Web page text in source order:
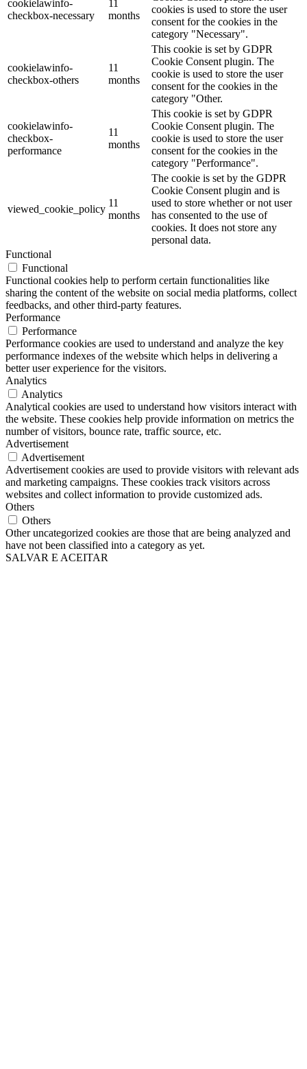
cookielawinfo-
checkbox-necessary
11
months
cookies is used to store the user
consent for the cookies in the
category "Necessary".
cookielawinfo-
checkbox-others
11
months
This cookie is set by GDPR
Cookie Consent plugin. The
cookie is used to store the user
consent for the cookies in the
category "Other.
cookielawinfo-
checkbox-
performance
11
months
This cookie is set by GDPR
Cookie Consent plugin. The
cookie is used to store the user
consent for the cookies in the
category "Performance".
viewed_cookie_policy
11
months
The cookie is set by the GDPR
Cookie Consent plugin and is
used to store whether or not user
has consented to the use of
cookies. It does not store any
personal data.
Functional
Functional
Functional cookies help to perform certain functionalities like
sharing the content of the website on social media platforms, collect
feedbacks, and other third-party features.
Performance
Performance
Performance cookies are used to understand and analyze the key
performance indexes of the website which helps in delivering a
better user experience for the visitors.
Analytics
Analytics
Analytical cookies are used to understand how visitors interact with
the website. These cookies help provide information on metrics the
number of visitors, bounce rate, traffic source, etc.
Advertisement
Advertisement
Advertisement cookies are used to provide visitors with relevant ads
and marketing campaigns. These cookies track visitors across
websites and collect information to provide customized ads.
Others
Others
Other uncategorized cookies are those that are being analyzed and
have not been classified into a category as yet.
SALVAR E ACEITAR